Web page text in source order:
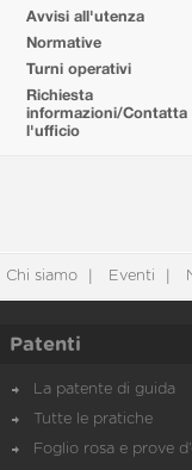
Avvisi all'utenza
Normative
Turni operativi
Richiesta
informazioni/Contatta
l'ufficio
Chi siamo Eventi
Patenti
La patente di guida
Tutte le pratiche
Foglio rosa e prove